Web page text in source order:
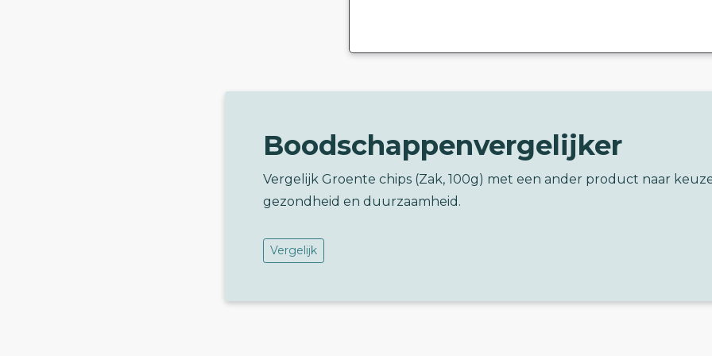
Boodschappenvergelijker
Vergelijk Groente chips (Zak, 100g) met een ander product naar
gezondheid en duurzaamheid.
Vergelijk